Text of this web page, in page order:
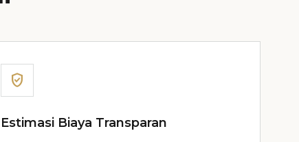
verified_user
Estimasi Biaya Transparan